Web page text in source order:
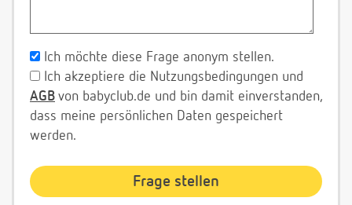
Ich möchte diese Frage anonym stellen.
Ich akzeptiere die Nutzungsbedingungen und
AGB von babyclub.de und bin damit einverstanden,
dass meine persönlichen Daten gespeichert
werden.